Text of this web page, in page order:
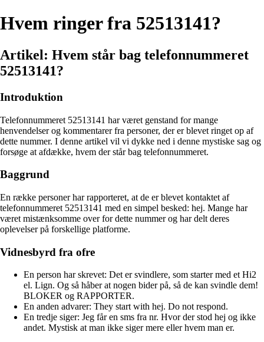
Hvem ringer fra 52513141?
Artikel: Hvem står bag telefonnummeret
52513141?
Introduktion
Telefonnummeret 52513141 har været genstand for mange
henvendelser og kommentarer fra personer, der er blevet ringet op af
dette nummer. I denne artikel vil vi dykke ned i denne mystiske sag og
forsøge at afdække, hvem der står bag telefonnummeret.
Baggrund
En række personer har rapporteret, at de er blevet kontaktet af
telefonnummeret 52513141 med en simpel besked: hej. Mange har
været mistænksomme over for dette nummer og har delt deres
oplevelser på forskellige platforme.
Vidnesbyrd fra ofre
En person har skrevet: Det er svindlere, som starter med et Hi2
el. Lign. Og så håber at nogen bider på, så de kan svindle dem!
BLOKER og RAPPORTER.
En anden advarer: They start with hej. Do not respond.
En tredje siger: Jeg får en sms fra nr. Hvor der stod hej og ikke
andet. Mystisk at man ikke siger mere eller hvem man er.